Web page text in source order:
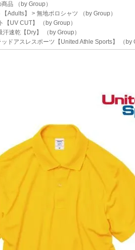
商品 （by Group）
Adults】 >無地ポロシャツ （by Group）
【UV CUT】
（by Group）
汗速乾【Dry】
（by Group）
ドアスレスポーツ【United Athle Sports】 （by